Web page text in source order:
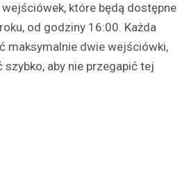
które będą dostępne
od godziny 16:00. Każda
maksymalnie dwie wejściówki,
aby nie przegapić tej